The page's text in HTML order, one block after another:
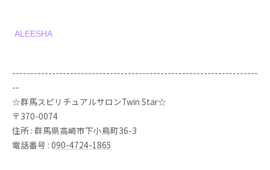
ALEESHA
--------------------------------------------------------------------
--
☆群馬スピリチュアルサロンTwin Star☆
〒370-0074
住所 : 群馬県高崎市下小鳥町36-3
電話番号 : 090-4724-1865